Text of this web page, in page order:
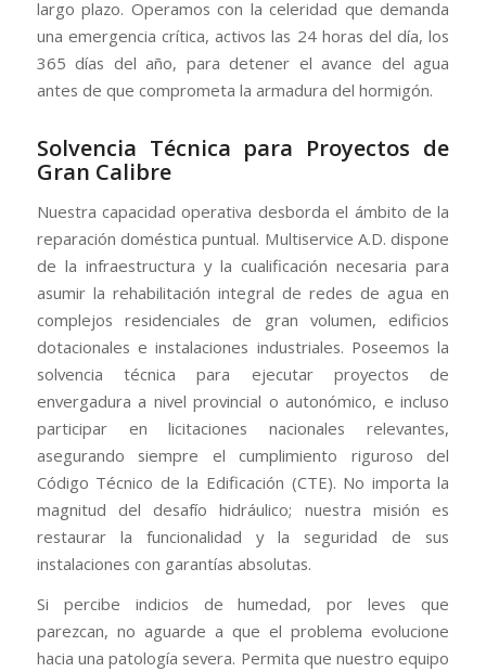
largo plazo. Operamos con la celeridad que demanda
una emergencia crítica, activos las 24 horas del día, los
365 días del año, para detener el avance del agua
antes de que comprometa la armadura del hormigón.
Solvencia Técnica para Proyectos de
Gran Calibre
Nuestra capacidad operativa desborda el ámbito de la
reparación doméstica puntual. Multiservice A.D. dispone
de la infraestructura y la cualificación necesaria para
asumir la rehabilitación integral de redes de agua en
complejos residenciales de gran volumen, edificios
dotacionales e instalaciones industriales. Poseemos la
solvencia técnica para ejecutar proyectos de
envergadura a nivel provincial o autonómico, e incluso
participar en licitaciones nacionales relevantes,
asegurando siempre el cumplimiento riguroso del
Código Técnico de la Edificación (CTE). No importa la
magnitud del desafío hidráulico; nuestra misión es
restaurar la funcionalidad y la seguridad de sus
instalaciones con garantías absolutas.
Si percibe indicios de humedad, por leves que
parezcan, no aguarde a que el problema evolucione
hacia una patología severa. Permita que nuestro equipo